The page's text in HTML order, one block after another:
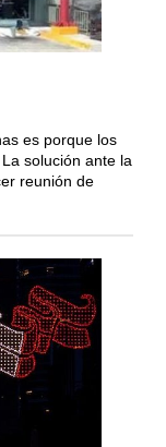
es porque los
solución ante la
reunión de